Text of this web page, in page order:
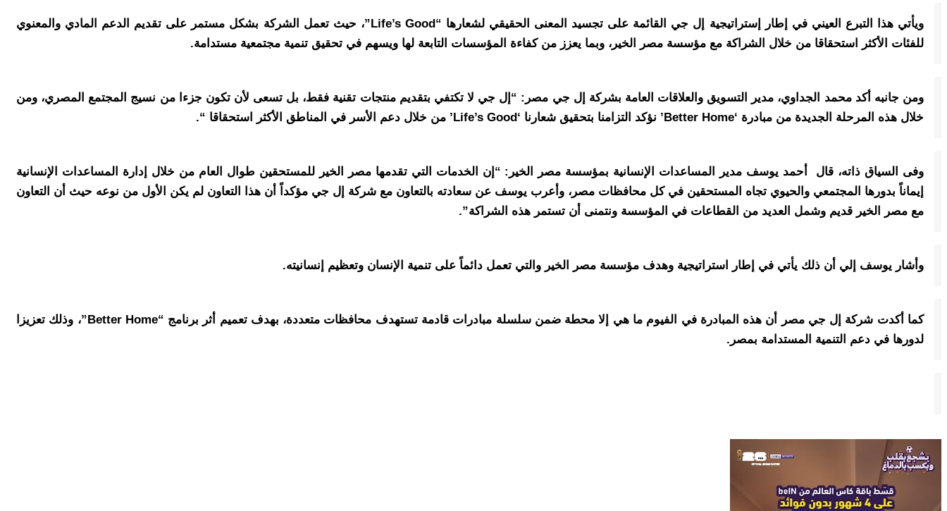
ويأتي هذا التبرع العيني في إطار إستراتيجية إل جي القائمة على تجسيد المعنى الحقيقي لشعارها “Life’s Good”، حيث تعمل الشركة بشكل مستمر على تقديم الدعم المادي والمعنوي
للفئات الأكثر استحقاقا من خلال الشراكة مع مؤسسة مصر الخير، وبما يعزز من كفاءة المؤسسات التابعة لها ويسهم في تحقيق تنمية مجتمعية مستدامة.
ومن جانبه أكد محمد الجداوي، مدير التسويق والعلاقات العامة بشركة إل جي مصر: “إل جي لا تكتفي بتقديم منتجات تقنية فقط، بل تسعى لأن تكون جزءا من نسيج المجتمع المصري، ومن
خلال هذه المرحلة الجديدة من مبادرة ‘Better Home’ نؤكد التزامنا بتحقيق شعارنا ‘Life’s Good’ من خلال دعم الأسر في المناطق الأكثر استحقاقا “.
وفى السياق ذاته، قال أحمد يوسف مدير المساعدات الإنسانية بمؤسسة مصر الخير: “إن الخدمات التي تقدمها مصر الخير للمستحقين طوال العام من خلال إدارة المساعدات الإنسانية
إيماناً بدورها المجتمعي والحيوي تجاه المستحقين في كل محافظات مصر، وأعرب يوسف عن سعادته بالتعاون مع شركة إل جي مؤكداً أن هذا التعاون لم يكن الأول من نوعه حيث أن التعاون
مع مصر الخير قديم وشمل العديد من القطاعات في المؤسسة ونتمنى أن تستمر هذه الشراكة”.
وأشار يوسف إلي أن ذلك يأتي في إطار استراتيجية وهدف مؤسسة مصر الخير والتي تعمل دائماً على تنمية الإنسان وتعظيم إنسانيته.
كما أكدت شركة إل جي مصر أن هذه المبادرة في الفيوم ما هي إلا محطة ضمن سلسلة مبادرات قادمة تستهدف محافظات متعددة، بهدف تعميم أثر برنامج “Better Home”، وذلك تعزيزا
لدورها في دعم التنمية المستدامة بمصر.